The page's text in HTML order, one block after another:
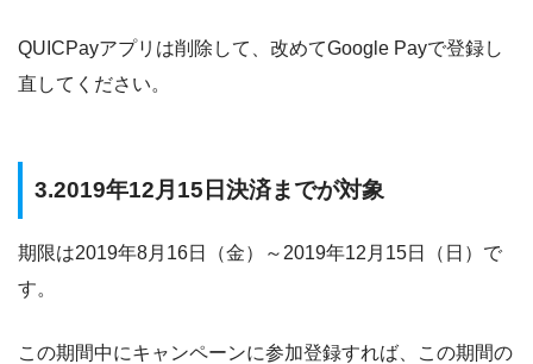
QUICPayアプリは削除して、改めてGoogle Payで登録し
直してください。
3.2019年12月15日決済までが対象
期限は2019年8月16日（金）～2019年12月15日（日）で
す。
この期間中にキャンペーンに参加登録すれば、この期間の